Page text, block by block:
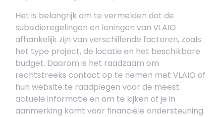
Het is belangrijk om te vermelden dat de
subsidieregelingen en leningen van VLAIO
afhankelijk zijn van verschillende factoren, zoals
het type project, de locatie en het beschikbare
budget. Daarom is het raadzaam om
rechtstreeks contact op te nemen met VLAIO of
hun website te raadplegen voor de meest
actuele informatie en om te kijken of je in
aanmerking komt voor financiële ondersteuning.